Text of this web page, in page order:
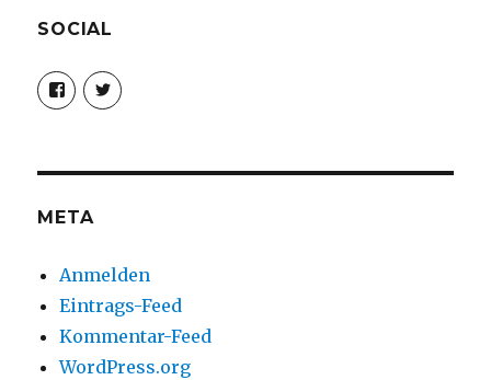
SOCIAL
Profil
von
christoph.fleischer1
anzeigen
Profil
von
anzeigen
META
Anmelden
Eintrags-Feed
Kommentar-Feed
WordPress.org